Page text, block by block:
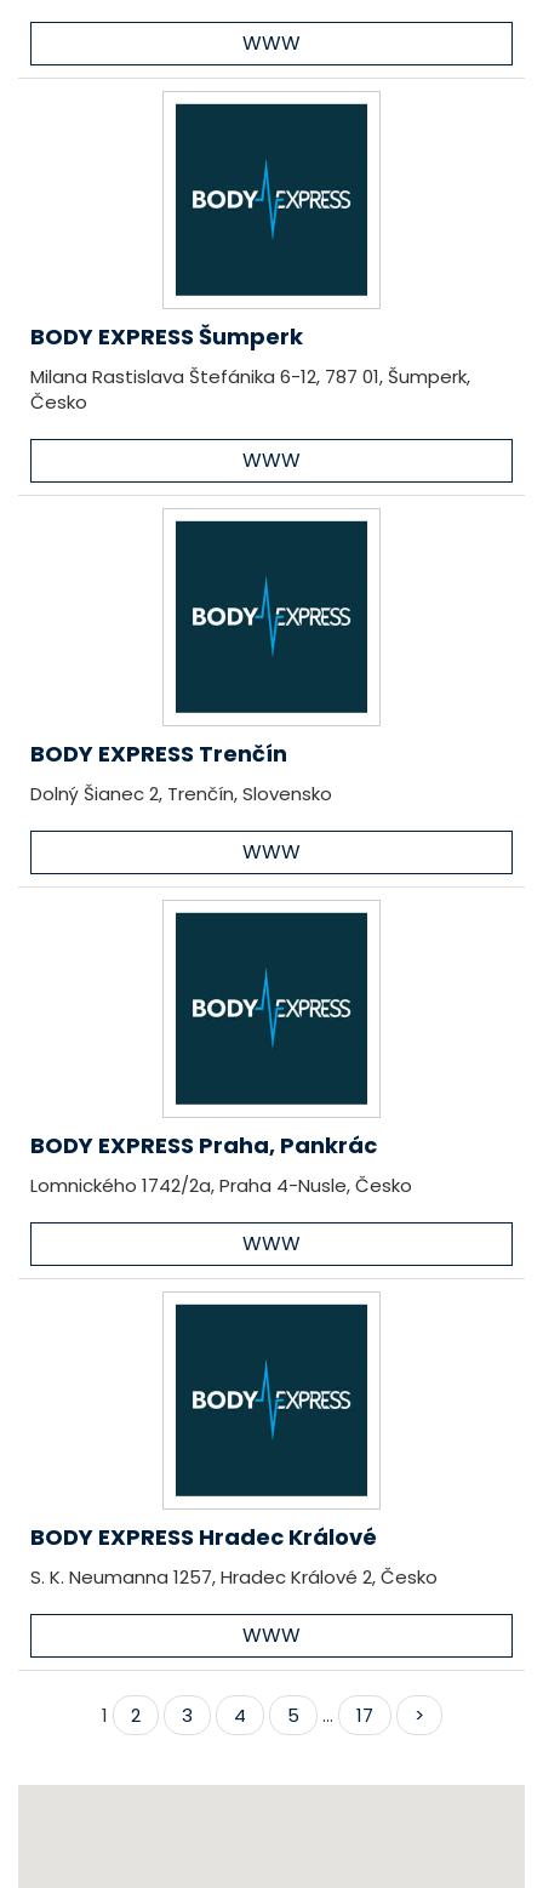
WWW
BODY EXPRESS Šumperk
Milana Rastislava Štefánika 6-12, 787 01, Šumperk,
Česko
WWW
BODY EXPRESS Trenčín
Dolný Šianec 2, Trenčín, Slovensko
WWW
BODY EXPRESS Praha, Pankrác
Lomnického 1742/2a, Praha 4-Nusle, Česko
WWW
BODY EXPRESS Hradec Králové
S. K. Neumanna 1257, Hradec Králové 2, Česko
WWW
1 2 3 4 5 ... 17 >